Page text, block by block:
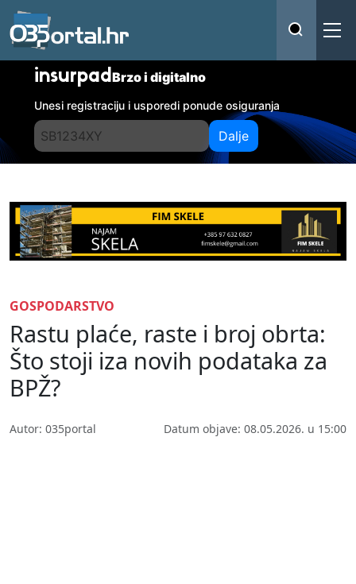
insurpadBrzo i digitalno
Unesi registraciju i usporedi ponude osiguranja
Dalje
GOSPODARSTVO
Rastu plaće, raste i broj obrta:
Što stoji iza novih podataka za
BPŽ?
Autor: 035portal Datum objave: 08.05.2026. u 15:00